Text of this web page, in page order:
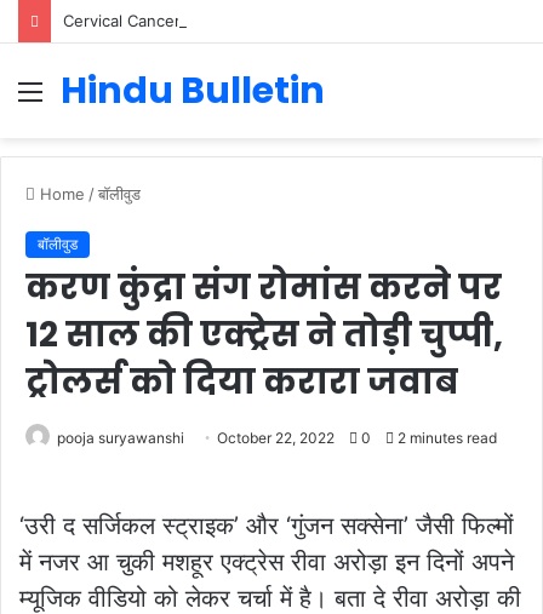
Menu
Hindu Bulletin
Home /बॉलीवुड
बॉलीवुड
करण कुंद्रा संग रोमांस करने पर
12 साल की एक्ट्रेस ने तोड़ी चुप्पी,
ट्रोलर्स को दिया करारा जवाब
pooja suryawanshi October 22, 2022 0 2 minutes read
‘उरी द सर्जिकल स्ट्राइक’ और ‘गुंजन सक्सेना’ जैसी फिल्मों
में नजर आ चुकी मशहूर एक्ट्रेस रीवा अरोड़ा इन दिनों अपने
म्यूजिक वीडियो को लेकर चर्चा में है। बता दे रीवा अरोड़ा की